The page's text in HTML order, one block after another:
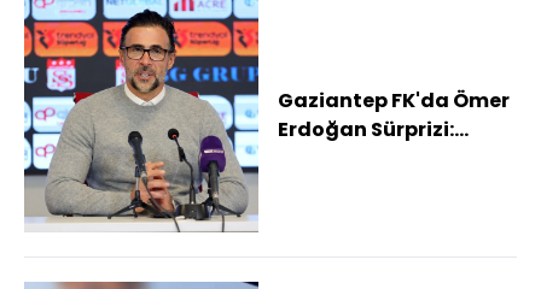
Gaziantep FK'da Ömer
Erdoğan Sürprizi: